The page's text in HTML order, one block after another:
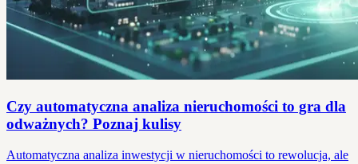
Czy automatyczna analiza nieruchomości to gra dla
odważnych? Poznaj kulisy
Automatyczna analiza inwestycji w nieruchomości to rewolucja, ale